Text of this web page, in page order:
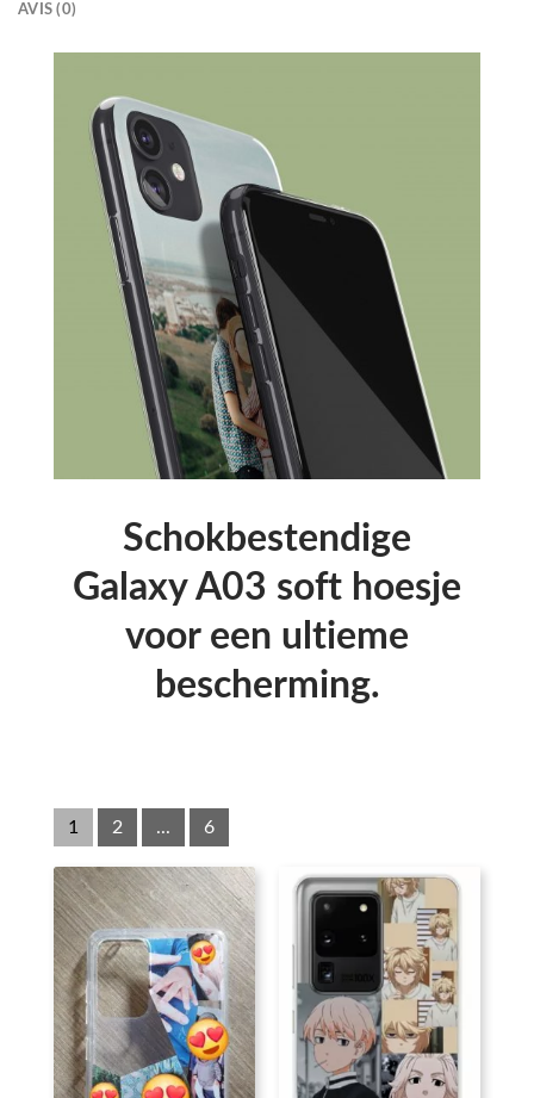
AVIS (0)
Schokbestendige
Galaxy A03 soft hoesje
voor een ultieme
bescherming.
1 2 ... 6